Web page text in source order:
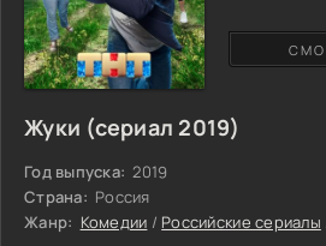
Жуки (сериал 2019)
Год выпуска: 2019
Страна: Россия
Жанр: Комедии / Российские сериалы